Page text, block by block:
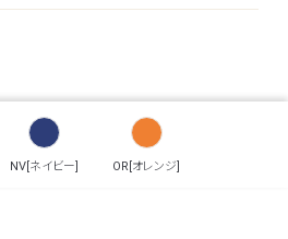
NV[ネイビー] OR[オレンジ]